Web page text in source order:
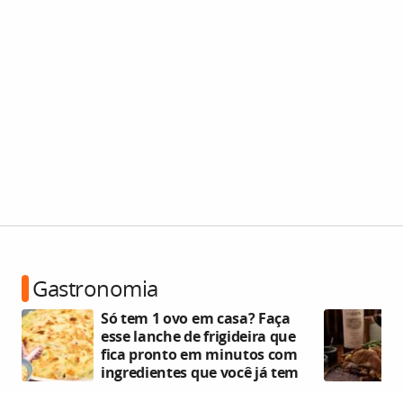
Gastronomia
Só tem 1 ovo em casa? Faça
esse lanche de frigideira que
fica pronto em minutos com
ingredientes que você já tem